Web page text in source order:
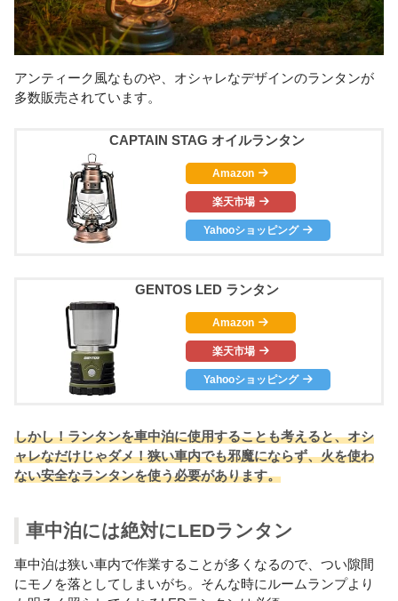
アンティーク風なものや、オシャレなデザインのランタンが
多数販売されています。
CAPTAIN STAG オイルランタン
Amazon
楽天市場
Yahooショッピング
GENTOS LED ランタン
Amazon
楽天市場
Yahooショッピング
しかし！ランタンを車中泊に使用することも考えると、オシ
ャレなだけじゃダメ！狭い車内でも邪魔にならず、火を使わ
ない安全なランタンを使う必要があります。
車中泊には絶対にLEDランタン
車中泊は狭い車内で作業することが多くなるので、つい隙間
にモノを落としてしまいがち。そんな時にルームランプより